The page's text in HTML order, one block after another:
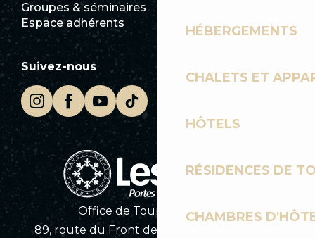
HÉBERGEMENTS
CHALETS ET
HÔTELS
RÉSIDENCES DE
CHAMBRES
Groupes & séminaires
Espace adhérents
Les Gets Tourisme
Suivez-nous
Office de Tourisme des Gets
89, route du Front de Neige 74260 Les Gets